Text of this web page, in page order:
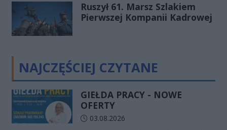
Ruszył 61. Marsz Szlakiem
Pierwszej Kompanii Kadrowej
NAJCZĘŚCIEJ CZYTANE
GIEŁDA PRACY - NOWE
OFERTY
Data dodania artykułu:
03.08.2026